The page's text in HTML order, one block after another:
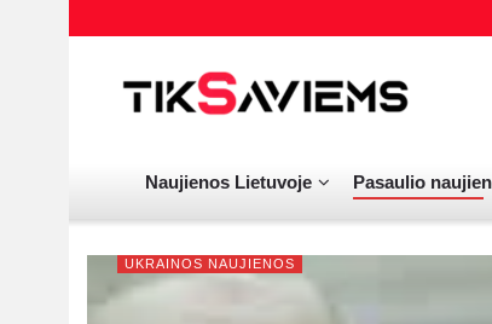
Naujienos Lietuvoje Pasaulio
UKRAINOS NAUJIENOS